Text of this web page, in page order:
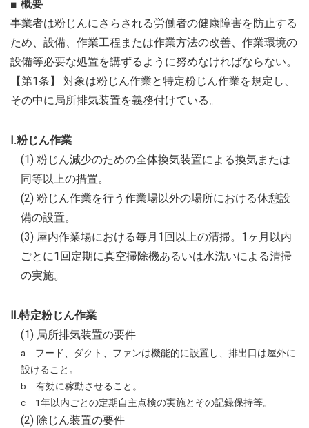
概要
事業者は粉じんにさらされる労働者の健康障害を防止する
ため、設備、作業工程または作業方法の改善、作業環境の
設備等必要な処置を講ずるように努めなければならない。
【第1条】 対象は粉じん作業と特定粉じん作業を規定し、
その中に局所排気装置を義務付けている。
Ⅰ.粉じん作業
(1) 粉じん減少のための全体換気装置による換気または
同等以上の措置。
(2) 粉じん作業を行う作業場以外の場所における休憩設
備の設置。
(3) 屋内作業場における毎月1回以上の清掃。1ヶ月以内
ごとに1回定期に真空掃除機あるいは水洗いによる清掃
の実施。
Ⅱ.特定粉じん作業
(1) 局所排気装置の要件
a フード、ダクト、ファンは機能的に設置し、排出口は屋外に
設けること。
b 有効に稼動させること。
c 1年以内ごとの定期自主点検の実施とその記録保持等。
(2) 除じん装置の要件